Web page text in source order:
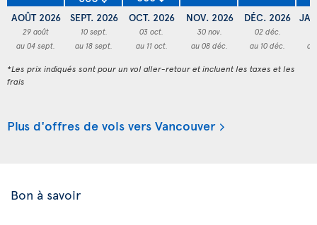
AOÛT 2026
29 août
au 04 sept.
SEPT. 2026
10 sept.
au 18 sept.
OCT. 2026
03 oct.
au 11 oct.
NOV. 2026
30 nov.
au 08 déc.
DÉC. 2026
02 déc.
au 10 déc.
*Les prix indiqués sont pour un vol aller-retour et incluent les taxes et les
frais
Plus d'offres de vols vers Vancouver
Bon à savoir